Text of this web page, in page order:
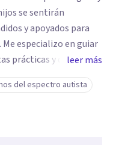
se sentirán
y apoyados para
prácticas y dinámicas
dejando de lado las
de trabajar se
hay detrás del
fortaleciendo la
leer más
del espectro autista